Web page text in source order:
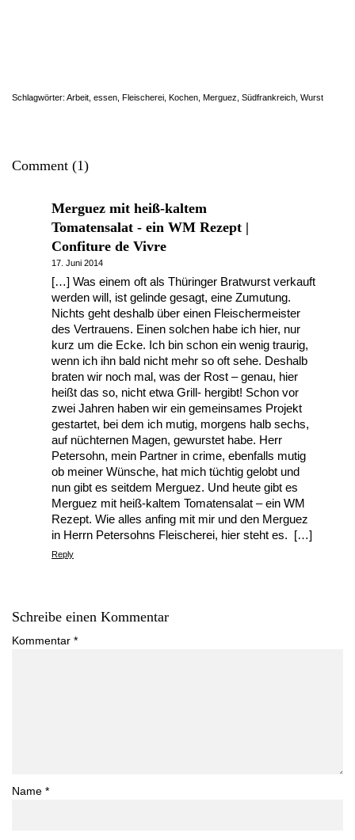
Schlagwörter: Arbeit essen Fleischerei Kochen Merguez Südfrankreich Wurst
Comment (1)
Merguez mit heiß-kaltem
Tomatensalat - ein WM Rezept |
Confiture de Vivre
17. Juni 2014
[…] Was einem oft als Thüringer Bratwurst verkauft
werden will, ist gelinde gesagt, eine Zumutung.
Nichts geht deshalb über einen Fleischermeister
des Vertrauens. Einen solchen habe ich hier, nur
kurz um die Ecke. Ich bin schon ein wenig traurig,
wenn ich ihn bald nicht mehr so oft sehe. Deshalb
braten wir noch mal, was der Rost – genau, hier
heißt das so, nicht etwa Grill- hergibt! Schon vor
zwei Jahren haben wir ein gemeinsames Projekt
gestartet, bei dem ich mutig, morgens halb sechs,
auf nüchternen Magen, gewurstet habe. Herr
Petersohn, mein Partner in crime, ebenfalls mutig
ob meiner Wünsche, hat mich tüchtig gelobt und
nun gibt es seitdem Merguez. Und heute gibt es
Merguez mit heiß-kaltem Tomatensalat – ein WM
Rezept. Wie alles anfing mit mir und den Merguez
in Herrn Petersohns Fleischerei, hier steht es. […]
Reply
Schreibe einen Kommentar
Kommentar *
Name *